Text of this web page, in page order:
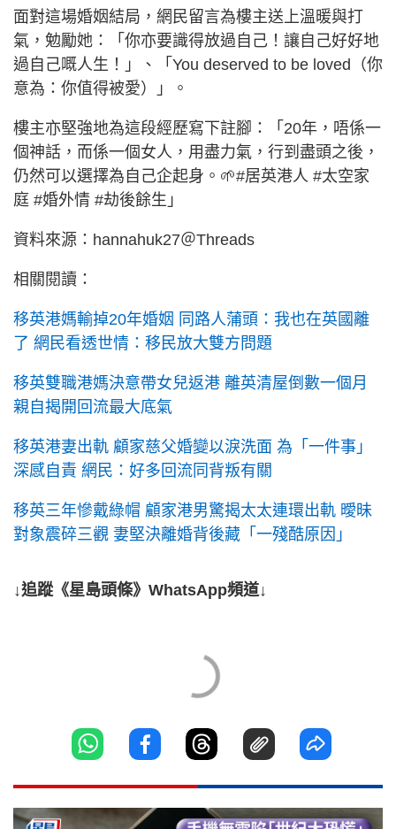
面對這場婚姻結局，網民留言為樓主送上溫暖與打
氣，勉勵她：「你亦要識得放過自己！讓自己好好地
過自己嘅人生！」、「You deserved to be loved（你
意為：你值得被愛）」。
樓主亦堅強地為這段經歷寫下註腳：「20年，唔係一
個神話，而係一個女人，用盡力氣，行到盡頭之後，
仍然可以選擇為自己企起身。🌱#居英港人 #太空家
庭 #婚外情 #劫後餘生」
資料來源：hannahuk27＠Threads
相關閱讀：
移英港媽輸掉20年婚姻 同路人蒲頭：我也在英國離
了 網民看透世情：移民放大雙方問題
移英雙職港媽決意帶女兒返港 離英清屋倒數一個月
親自揭開回流最大底氣
移英港妻出軌 顧家慈父婚變以淚洗面 為「一件事」
深感自責 網民：好多回流同背叛有關
移英三年慘戴綠帽 顧家港男驚揭太太連環出軌 曖昧
對象震碎三觀 妻堅決離婚背後藏「一殘酷原因」
↓追蹤《星島頭條》WhatsApp頻道↓